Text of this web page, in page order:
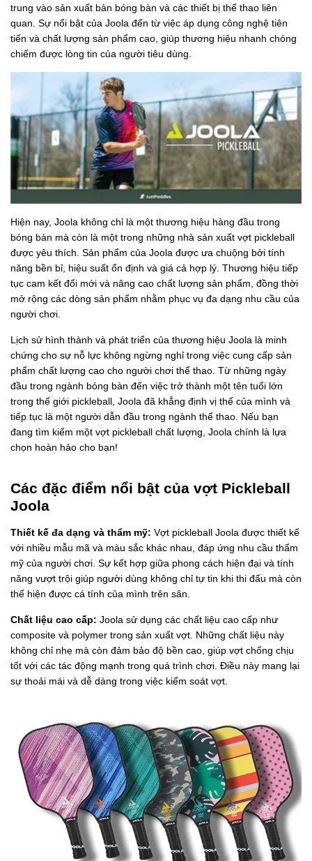
trung vào sản xuất bàn bóng bàn và các thiết bị thể thao liên
quan. Sự nổi bật của Joola đến từ việc áp dụng công nghệ tiên
tiến và chất lượng sản phẩm cao, giúp thương hiệu nhanh chóng
chiếm được lòng tin của người tiêu dùng.
Hiện nay, Joola không chỉ là một thương hiệu hàng đầu trong
bóng bàn mà còn là một trong những nhà sản xuất vợt pickleball
được yêu thích. Sản phẩm của Joola được ưa chuộng bởi tính
năng bền bỉ, hiệu suất ổn định và giá cả hợp lý. Thương hiệu tiếp
tục cam kết đổi mới và nâng cao chất lượng sản phẩm, đồng thời
mở rộng các dòng sản phẩm nhằm phục vụ đa dạng nhu cầu của
người chơi.
Lịch sử hình thành và phát triển của thương hiệu Joola là minh
chứng cho sự nỗ lực không ngừng nghỉ trong việc cung cấp sản
phẩm chất lượng cao cho người chơi thể thao. Từ những ngày
đầu trong ngành bóng bàn đến việc trở thành một tên tuổi lớn
trong thế giới pickleball, Joola đã khẳng định vị thế của mình và
tiếp tục là một người dẫn đầu trong ngành thể thao. Nếu bạn
đang tìm kiếm một vợt pickleball chất lượng, Joola chính là lựa
chọn hoàn hảo cho bạn!
Các đặc điểm nổi bật của vợt Pickleball
Joola
Thiết kế đa dạng và thẩm mỹ: Vợt pickleball Joola được thiết kế
với nhiều mẫu mã và màu sắc khác nhau, đáp ứng nhu cầu thẩm
mỹ của người chơi. Sự kết hợp giữa phong cách hiện đại và tính
năng vượt trội giúp người dùng không chỉ tự tin khi thi đấu mà còn
thể hiện được cá tính của mình trên sân.
Chất liệu cao cấp: Joola sử dụng các chất liệu cao cấp như
composite và polymer trong sản xuất vợt. Những chất liệu này
không chỉ nhẹ mà còn đảm bảo độ bền cao, giúp vợt chống chịu
tốt với các tác động mạnh trong quá trình chơi. Điều này mang lại
sự thoải mái và dễ dàng trong việc kiểm soát vợt.